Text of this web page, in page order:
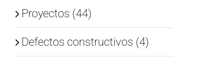
Proyectos (44)
Defectos constructivos (4)